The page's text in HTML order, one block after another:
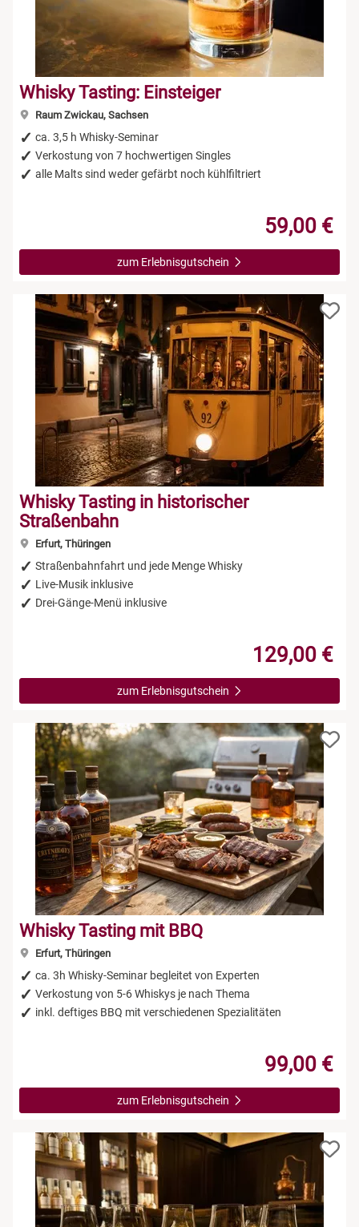
Whisky Tasting: Einsteiger
Raum Zwickau, Sachsen
ca. 3,5 h Whisky-Seminar
Verkostung von 7 hochwertigen Singles
alle Malts sind weder gefärbt noch kühlfiltriert
59,00 €
zum Erlebnisgutschein
Whisky Tasting in historischer
Straßenbahn
Erfurt, Thüringen
Straßenbahnfahrt und jede Menge Whisky
Live-Musik inklusive
Drei-Gänge-Menü inklusive
129,00 €
zum Erlebnisgutschein
Whisky Tasting mit BBQ
Erfurt, Thüringen
ca. 3h Whisky-Seminar begleitet von Experten
Verkostung von 5-6 Whiskys je nach Thema
inkl. deftiges BBQ mit verschiedenen Spezialitäten
99,00 €
zum Erlebnisgutschein